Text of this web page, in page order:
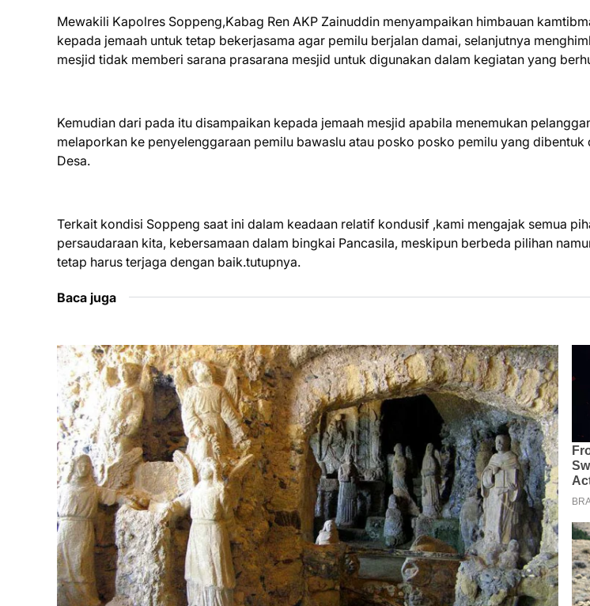
Mewakili Kapolres Soppeng,Kabag Ren AKP Zainuddin menyampaikan himbauan
kepada jemaah untuk tetap bekerjasama agar pemilu berjalan damai, selanjutnya
mesjid tidak memberi sarana prasarana mesjid untuk digunakan dalam kegiatan yang
Kemudian dari pada itu disampaikan kepada jemaah mesjid apabila menemukan
melaporkan ke penyelenggaraan pemilu bawaslu atau posko posko pemilu yang dibentuk
Desa.
Terkait kondisi Soppeng saat ini dalam keadaan relatif kondusif ,kami mengajak semua
persaudaraan kita, kebersamaan dalam bingkai Pancasila, meskipun berbeda pilihan
tetap harus terjaga dengan baik.tutupnya.
Baca juga